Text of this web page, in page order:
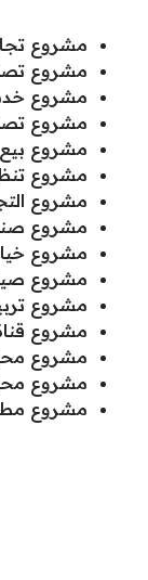
مشروع
مشروع
مشروع
مشروع
مشروع بيع
مشروع
مشروع
مشروع
مشروع
مشروع
مشروع
مشروع
مشروع
مشروع
مشروع